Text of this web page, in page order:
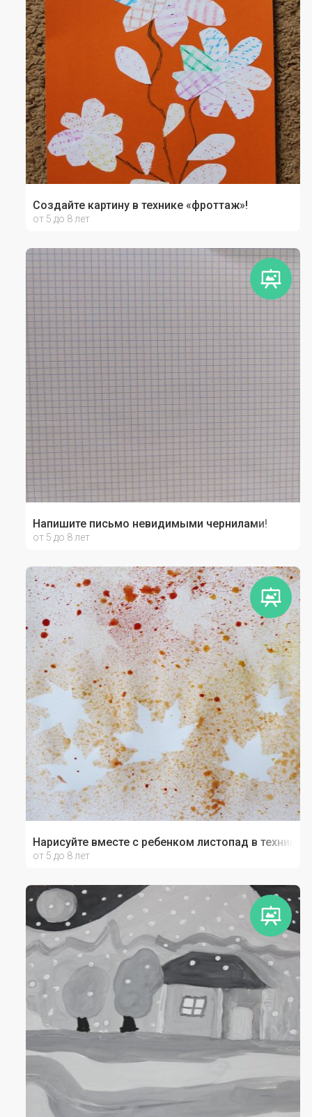
Создайте картину в технике «фроттаж»!
от 5 до 8 лет
Напишите письмо невидимыми чернилами!
от 5 до 8 лет
Нарисуйте вместе с ребенком листопад в технике
от 5 до 8 лет